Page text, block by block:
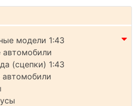
модели 1:43
автомобили
(сцепки) 1:43
автомобили